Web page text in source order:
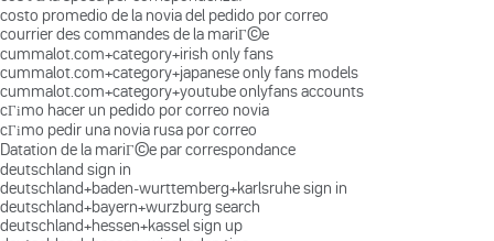
costo promedio de la novia del pedido por correo
courrier des commandes de la mariГ©e
cummalot.com+category+irish only fans
cummalot.com+category+japanese only fans models
cummalot.com+category+youtube onlyfans accounts
cГіmo hacer un pedido por correo novia
cГіmo pedir una novia rusa por correo
Datation de la mariГ©e par correspondance
deutschland sign in
deutschland+baden-wurttemberg+karlsruhe sign in
deutschland+bayern+wurzburg search
deutschland+hessen+kassel sign up